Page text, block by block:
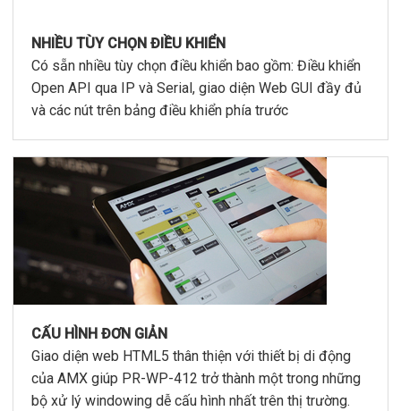
NHIỀU TÙY CHỌN ĐIỀU KHIỂN
Có sẵn nhiều tùy chọn điều khiển bao gồm: Điều khiển
Open API qua IP và Serial, giao diện Web GUI đầy đủ
và các nút trên bảng điều khiển phía trước
CẤU HÌNH ĐƠN GIẢN
Giao diện web HTML5 thân thiện với thiết bị di động
của AMX giúp PR-WP-412 trở thành một trong những
bộ xử lý windowing dễ cấu hình nhất trên thị trường.